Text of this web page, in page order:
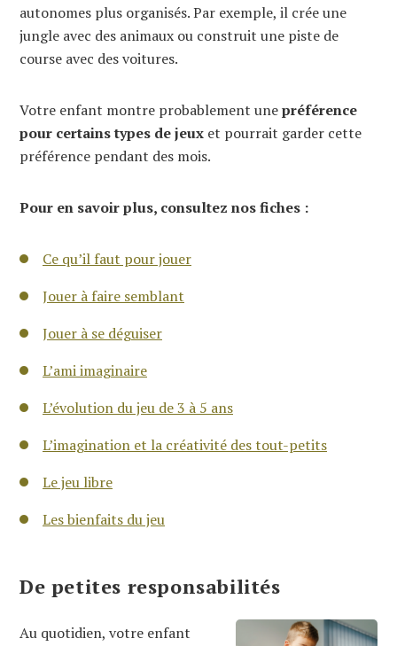
autonomes plus organisés. Par exemple, il crée une
jungle avec des animaux ou construit une piste de
course avec des voitures.
Votre enfant montre probablement unepréférence
pour certains types de jeux et pourrait garder cette
préférence pendant des mois.
Pour en savoir plus, consultez nos fiches :
Ce qu’il faut pour jouer
Jouer à faire semblant
Jouer à se déguiser
L’ami imaginaire
L’évolution du jeu de 3 à 5 ans
L’imagination et la créativité des tout-petits
Le jeu libre
Les bienfaits du jeu
De petites responsabilités
Au quotidien, votre enfant